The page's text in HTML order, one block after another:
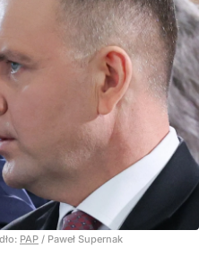
PAP / Paweł Supernak